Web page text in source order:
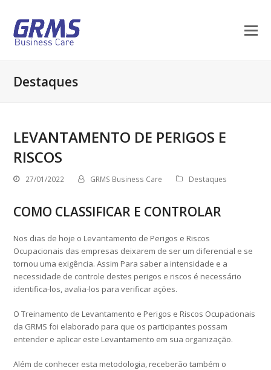
Destaques
LEVANTAMENTO DE PERIGOS E
RISCOS
27/01/2022 GRMS Business Care Destaques
COMO CLASSIFICAR E CONTROLAR
Nos dias de hoje o Levantamento de Perigos e Riscos
Ocupacionais das empresas deixarem de ser um diferencial e se
tornou uma exigência. Assim Para saber a intensidade e a
necessidade de controle destes perigos e riscos é necessário
identifica-los, avalia-los para verificar ações.
O Treinamento de Levantamento e Perigos e Riscos Ocupacionais
da GRMS foi elaborado para que os participantes possam
entender e aplicar este Levantamento em sua organização.
Além de conhecer esta metodologia, receberão também o